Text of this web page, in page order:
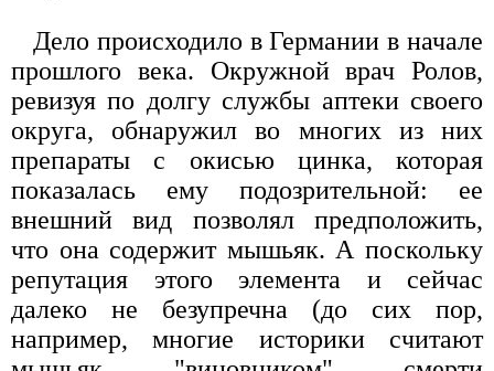
Дело происходило в Германии в начале
прошлого века. Окружной врач Ролов,
ревизуя по долгу службы аптеки своего
округа, обнаружил во многих из них
препараты с окисью цинка, которая
показалась ему подозрительной: ее
внешний вид позволял предположить,
что она содержит мышьяк. А поскольку
репутация этого элемента и сейчас
далеко не безупречна (до сих пор,
например, многие историки считают